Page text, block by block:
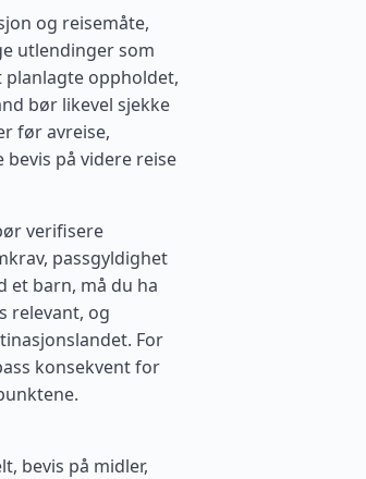
og reisemåte,
utlendinger som
oppholdet,
bør likevel sjekke
før avreise,
på videre reise
verifisere
passgyldighet
et barn, må du ha
relevant, og
For
konsekvent for
bevis på midler,